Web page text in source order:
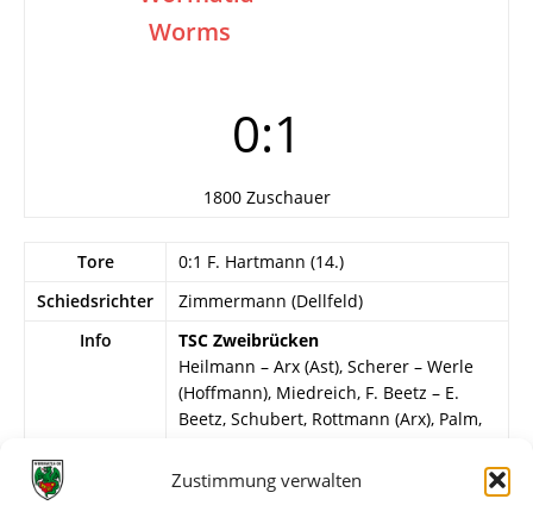
Zustimmung verwalten
Worms
0:1
1800 Zuschauer
Tore
0:1 F. Hartmann (14.)
Schiedsrichter
Zimmermann (Dellfeld)
Info
TSC Zweibrücken
Heilmann – Arx (Ast), Scherer – Werle
(Hoffmann), Miedreich, F. Beetz – E.
Beetz, Schubert, Rottmann (Arx), Palm,
Wormatia Worms